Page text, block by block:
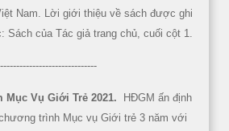
Nam. Lời giới thiệu về sách được ghi
Sách của Tác giả trang chủ, cuối cột 1.
Mục Vụ Giới Trẻ 2021.
HĐGM ấn định
trình Mục vụ Giới trẻ 3 năm với